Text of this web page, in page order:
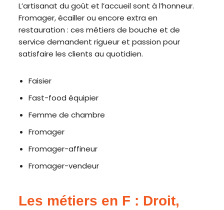
L’artisanat du goût et l’accueil sont à l’honneur.
Fromager, écailler ou encore extra en
restauration : ces métiers de bouche et de
service demandent rigueur et passion pour
satisfaire les clients au quotidien.
Faisier
Fast-food équipier
Femme de chambre
Fromager
Fromager-affineur
Fromager-vendeur
Les métiers en F : Droit,